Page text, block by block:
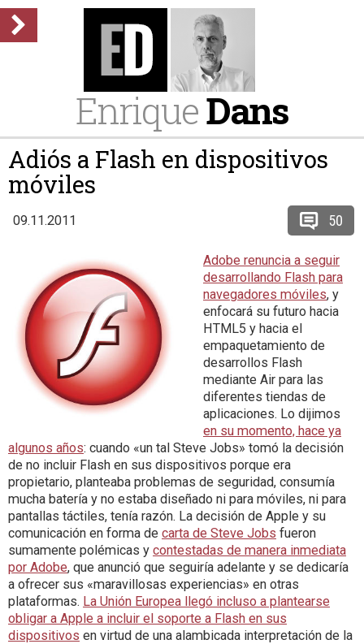
EnriqueDans
Adiós a Flash en dispositivos
móviles
09.11.2011 50
Adobe renuncia a seguir
desarrollando Flash para
navegadores móviles, y
enfocará su futuro hacia
HTML5 y hacia el
empaquetamiento de
desarrollos Flash
mediante Air para las
diferentes tiendas de
aplicaciones. Lo dijimos
en su momento, hace ya
algunos años: cuando «un tal Steve Jobs» tomó la decisión
de no incluir Flash en sus dispositivos porque era
propietario, planteaba problemas de seguridad, consumía
mucha batería y no estaba diseñado ni para móviles, ni para
pantallas táctiles, tenía razón. La decisión de Apple y su
comunicación en forma de carta de Steve Jobs fueron
sumamente polémicas y contestadas de manera inmediata
por Adobe, que anunció que seguiría adelante y se dedicaría
a ofrecer sus «maravillosas experiencias» en otras
plataformas. La Unión Europea llegó incluso a plantearse
obligar a Apple a incluir el soporte a Flash en sus
dispositivos en virtud de una alambicada interpretación de la